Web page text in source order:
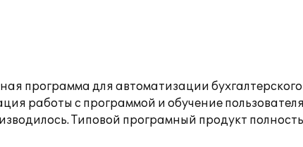
программа для автоматизации
работы с программой и обучение
Типовой програмный продукт